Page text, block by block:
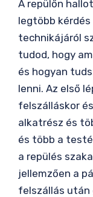
A repülőn
legtöbb kérdés
technikájáról
tudod, hogy
és hogyan
lenni. Az első
felszálláskor
alkatrész és
és több a
a repülés
jellemzően a
felszállás után